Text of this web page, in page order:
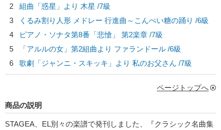
2
組曲「惑星」より 木星 /7級
3
くるみ割り人形 メドレー 行進曲～こんぺい糖の踊り /6級
4
ピアノ・ソナタ第8番「悲愴」 第2楽章 /7級
5
「アルルの女」第2組曲より ファランドール /6級
6
歌劇「ジャンニ・スキッキ」より 私のお父さん /7級
ページトップへ
商品の説明
STAGEA、EL別々の楽譜で発刊しました、『クラシック名曲集